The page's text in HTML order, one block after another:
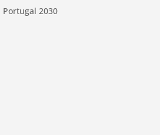
Portugal 2030